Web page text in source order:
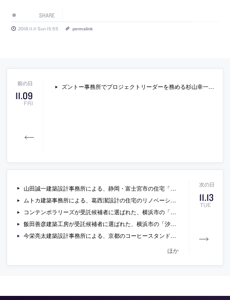
SHARE
2018.11.11 Sun 15:55 permalink
11.09
FRI
ズントー事務所でプロジェクトリーダーを務める杉山幸一郎の連載エッセイの最新回「スイスの建築文化」
11.13
TUE
山田誠一建築設計事務所による、静岡・富士宮市の住宅「富士南麓の家」の写真
ムトカ建築事務所による、葛西潔設計の住宅のリノベーション「天井の楕円」の写真とレビュー
コンテンポラリーズが受託候補者に選ばれた、横浜市の「上菅田小学校建替え」設計プロポの提案書
飯田善彦建築工房が受託候補者に選ばれた、横浜市の「汐見台小学校建替え」設計プロポの提案書
今栄亮太建築設計事務所による、京都のコーヒースタンド「Kurasu Kyoto」
ほか